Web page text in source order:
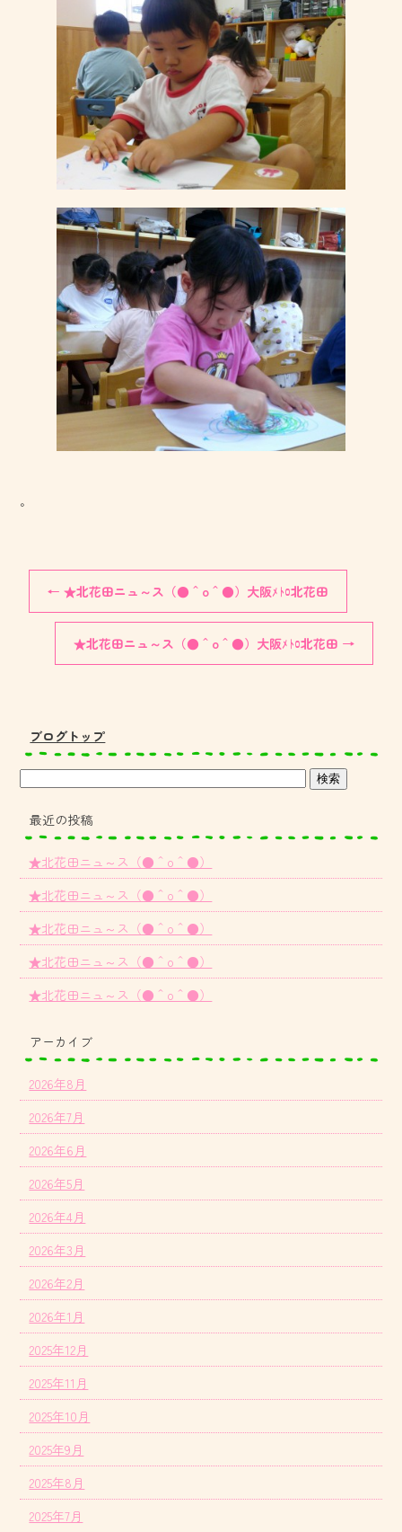
。
← ★北花田ニュ～ス（●＾o＾●）大阪ﾒﾄﾛ北花田
★北花田ニュ～ス（●＾o＾●）大阪ﾒﾄﾛ北花田 →
ブログトップ
最近の投稿
★北花田ニュ～ス（●＾o＾●）
★北花田ニュ～ス（●＾o＾●）
★北花田ニュ～ス（●＾o＾●）
★北花田ニュ～ス（●＾o＾●）
★北花田ニュ～ス（●＾o＾●）
アーカイブ
2026年8月
2026年7月
2026年6月
2026年5月
2026年4月
2026年3月
2026年2月
2026年1月
2025年12月
2025年11月
2025年10月
2025年9月
2025年8月
2025年7月